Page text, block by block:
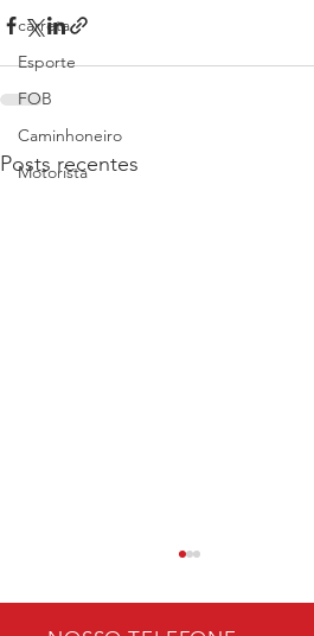
carreta
Esporte
FOB
Caminhoneiro
Motorista
Posts recentes